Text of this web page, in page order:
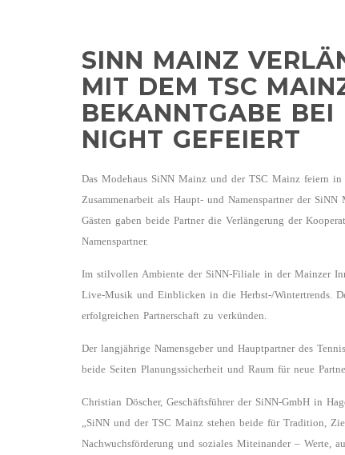
SINN MAINZ
MIT DEM TSC
BEKANNTGABE
NIGHT GEFEIERT
Das Modehaus SiNN Mainz und der TSC Mainz feiern in
Zusammenarbeit als Haupt- und Namenspartner der
Gästen gaben beide Partner die Verlängerung der
Namenspartner.
Im stilvollen Ambiente der SiNN-Filiale in der Mainzer
Live-Musik und Einblicken in die Herbst-/Wintertrends.
erfolgreichen Partnerschaft zu verkünden.
Der langjährige Namensgeber und Hauptpartner des
beide Seiten Planungssicherheit und Raum für neue
Christian Döscher, Geschäftsführer der SiNN-GmbH in
„SiNN und der TSC Mainz stehen beide für Tradition,
Nachwuchsförderung und soziales Miteinander – Werte,